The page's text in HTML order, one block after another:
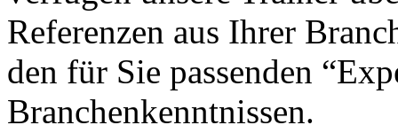
Referenzen aus Ihrer
den für Sie passenden
Branchenkenntnissen.